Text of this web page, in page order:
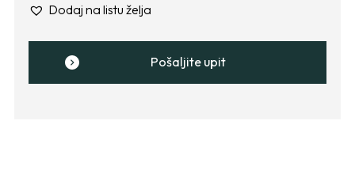
Dodaj na listu želja
Pošaljite upit